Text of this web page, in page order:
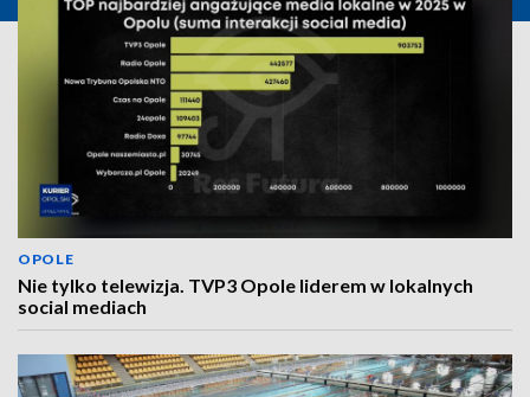
OPOLE
Nie tylko telewizja. TVP3 Opole liderem w lokalnych
social mediach